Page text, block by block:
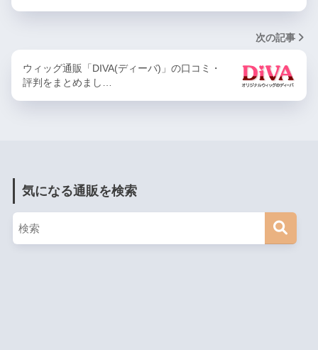
次の記事
ウィッグ通販「DIVA(ディーバ)」の口コミ・
評判をまとめまし…
気になる通販を検索